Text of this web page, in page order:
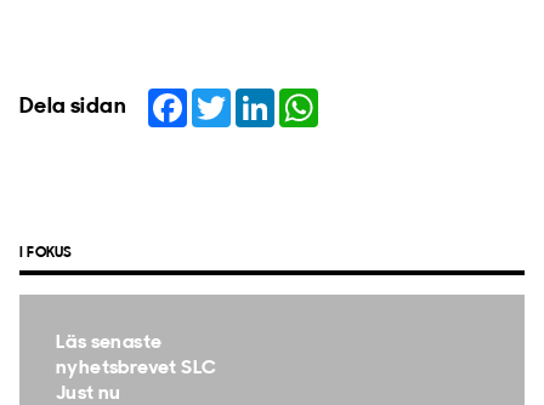
Dela sidan Facebook
TwitterLinkedIn
I FOKUS
Läs senaste
nyhetsbrevet SLC
Just nu